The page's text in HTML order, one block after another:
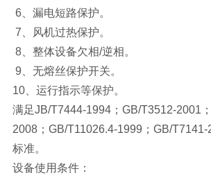
6、漏电短路保护。
7、风机过热保护。
8、整体设备欠相/逆相。
9、无熔丝保护开关。
10、运行指示等保护。
满足JB/T7444-1994；GB/T3512-2001
2008；GB/T11026.4-1999；GB/
标准。
设备使用条件：